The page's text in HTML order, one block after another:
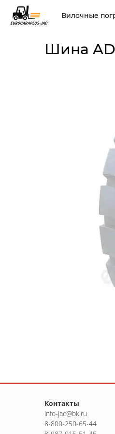
Вилочные
Шина
Контакты
info-jac@bk.ru
8-800-250-65-44